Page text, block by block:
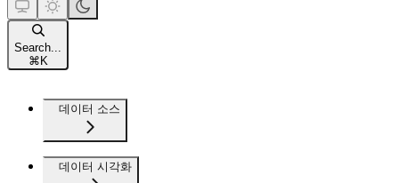
Search...
⌘ K
데이터 소스
데이터 시각화